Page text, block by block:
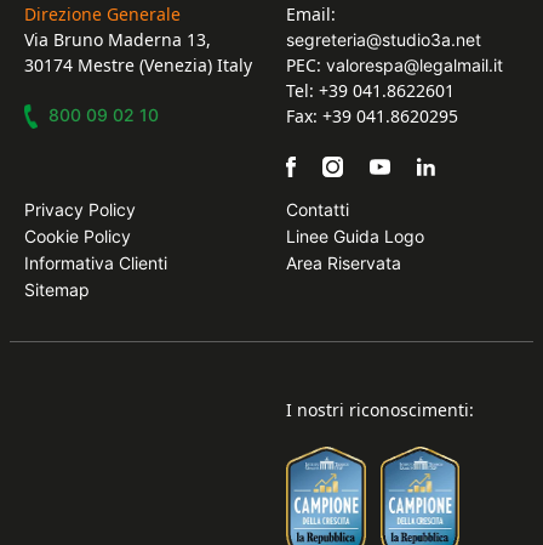
Direzione Generale
Via Bruno Maderna 13,
30174 Mestre (Venezia) Italy
800 09 02 10
Email:
segreteria@studio3a.net
PEC: valorespa@legalmail.it
Tel: +39 041.8622601
Fax: +39 041.8620295
Privacy Policy
Cookie Policy
Informativa Clienti
Sitemap
Contatti
Linee Guida Logo
Area Riservata
I nostri riconoscimenti: